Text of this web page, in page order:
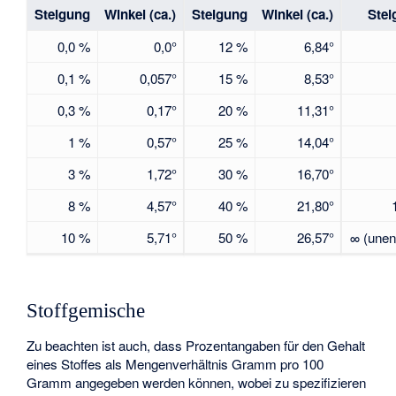
Steigung Winkel(ca.)
0,0 %
0,0°
0,1 %
0,057°
0,3 %
0,17°
1 %
0,57°
3 %
1,72°
8 %
4,57°
10 %
5,71°
Steigung Winkel(ca.)
12 %
6,84°
15 %
8,53°
20 %
11,31°
25 %
14,04°
30 %
16,70°
40 %
21,80°
50 %
26,57°
∞
Stoffgemische
Zu beachten ist auch, dass Prozentangaben für den Gehalt
eines Stoffes als Mengenverhältnis Gramm pro 100
Gramm angegeben werden können, wobei zu spezifizieren